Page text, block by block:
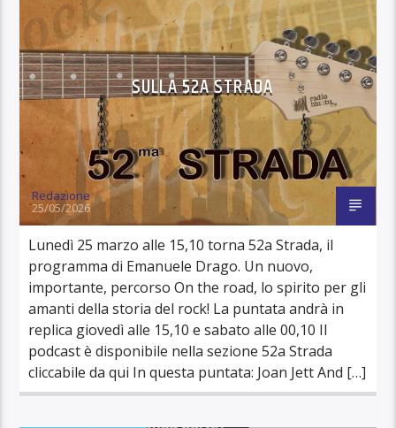
SULLA 52A STRADA
Redazione
25/05/2026
Lunedì 25 marzo alle 15,10 torna 52a Strada, il
programma di Emanuele Drago. Un nuovo,
importante, percorso On the road, lo spirito per gli
amanti della storia del rock! La puntata andrà in
replica giovedì alle 15,10 e sabato alle 00,10 Il
podcast è disponibile nella sezione 52a Strada
cliccabile da qui In questa puntata: Joan Jett And […]